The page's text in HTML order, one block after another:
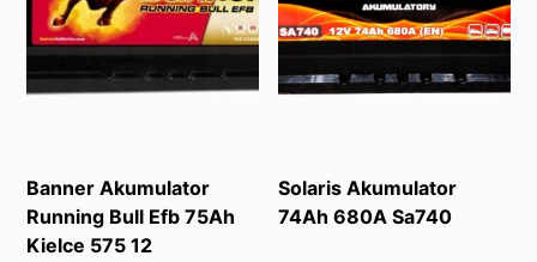
Banner Akumulator
Running Bull Efb 75Ah
Kielce 575 12
Solaris Akumulator
74Ah 680A Sa740